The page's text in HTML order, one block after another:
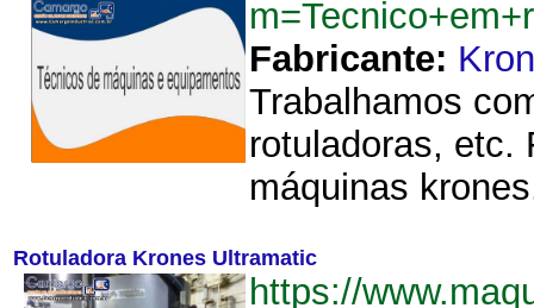
Fabricante:
Trabalhamos
rotuladoras, etc.
máquinas
Rotuladora Krones Ultramatic
https://